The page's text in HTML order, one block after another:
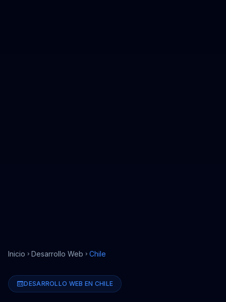
Inicio Desarrollo Web Chile
DESARROLLO WEB EN CHILE